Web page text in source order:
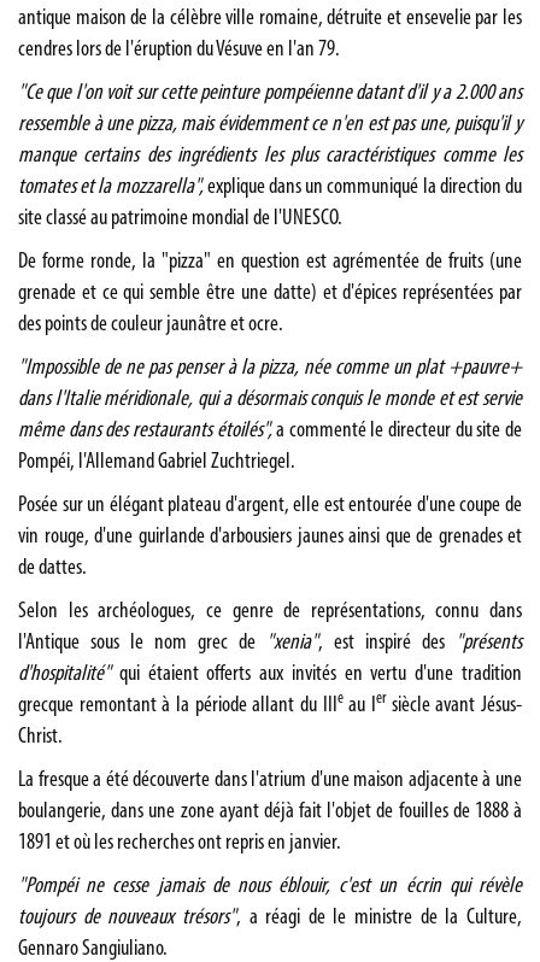
antique maison de la célèbre ville romaine, détruite et ensevelie par les
cendres lors de l'éruption du Vésuve en l'an 79.
"Ce que l'on voit sur cette peinture pompéienne datant d'il y a 2.000 ans
ressemble à une pizza, mais évidemment ce n'en est pas une, puisqu'il y
manque certains des ingrédients les plus caractéristiques comme les
tomates et la mozzarella",explique dans un communiqué la direction du
site classé au patrimoine mondial de l'UNESCO.
De forme ronde, la "pizza" en question est agrémentée de fruits (une
grenade et ce qui semble être une datte) et d'épices représentées par
des points de couleur jaunâtre et ocre.
"Impossible de ne pas penser à la pizza, née comme un plat +pauvre+
dans l'Italie méridionale, qui a désormais conquis le monde et est servie
même dans des restaurants étoilés",a commenté le directeur du site de
Pompéi, l'Allemand Gabriel Zuchtriegel.
Posée sur un élégant plateau d'argent, elle est entourée d'une coupe de
vin rouge, d'une guirlande d'arbousiers jaunes ainsi que de grenades et
de dattes.
Selon les archéologues, ce genre de représentations, connu dans
l'Antique sous le nom grec de
"xenia", est inspiré des
"présents
d'hospitalité"qui étaient offerts aux invités en vertu d'une tradition
grecque remontant à la période allant du III
eau Ier siècle avant Jésus-
Christ.
La fresque a été découverte dans l'atrium d'une maison adjacente à une
boulangerie, dans une zone ayant déjà fait l'objet de fouilles de 1888 à
1891 et où les recherches ont repris en janvier.
"Pompéi ne cesse jamais de nous éblouir, c'est un écrin qui révèle
toujours de nouveaux trésors", a réagi de le ministre de la Culture,
Gennaro Sangiuliano.